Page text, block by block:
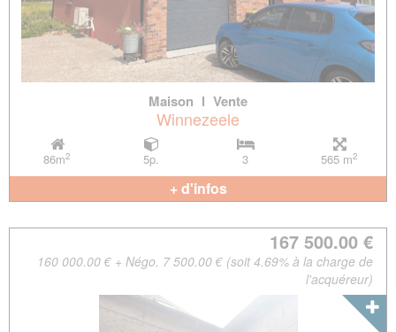
Maison l Vente
Winnezeele
86m2 5p. 3 565 m2
+ d'infos
167 500.00 €
160 000.00 € + Négo. 7 500.00 € (soit 4.69% à la charge de
l'acquéreur)